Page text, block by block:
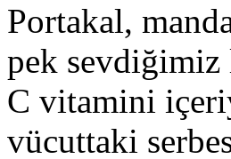
Portakal,
pek sevdiğimiz
C vitamini
vücuttaki